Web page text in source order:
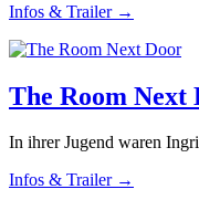
Infos & Trailer →
The Room Next
In ihrer Jugend waren
Infos & Trailer →